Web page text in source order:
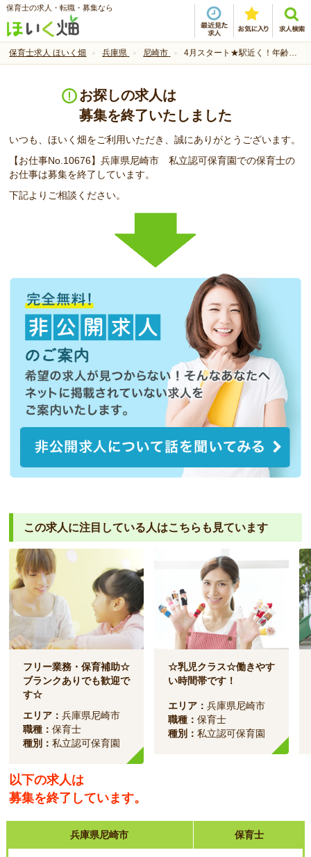
保育士の求人・転職・募集なら
保育士求人 ほいく畑 兵庫県 尼崎市 4月スタート★駅近く！年齢不問★経験お持ちの方大歓迎！
お探しの求人は
募集を終了いたしました
いつも、ほいく畑をご利用いただき、誠にありがとうございます。
【お仕事No.10676】兵庫県尼崎市 私立認可保育園での保育士の
お仕事は募集を終了しています。
下記よりご相談ください。
この求人に注目している人はこちらも見ています
フリー業務・保育補助☆
ブランクありでも歓迎で
す☆
エリア：兵庫県尼崎市
職種：保育士
種別：私立認可保育園
☆乳児クラス☆働きやす
い時間帯です！
エリア：兵庫県尼崎市
職種：保育士
種別：私立認可保育園
以下の求人は
募集を終了しています。
兵庫県尼崎市 保育士